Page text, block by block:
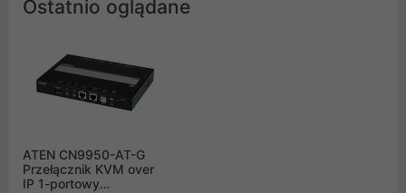
Ostatnio oglądane
ATEN CN9950-AT-G
Przełącznik KVM over
IP 1-portowy